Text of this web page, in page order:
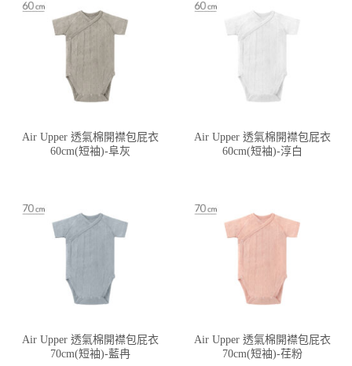
Air Upper 透氣棉開襟包屁衣
60cm(短袖)-阜灰
Air Upper 透氣棉開襟包屁衣
60cm(短袖)-淳白
Air Upper 透氣棉開襟包屁衣
70cm(短袖)-藍冉
Air Upper 透氣棉開襟包屁衣
70cm(短袖)-荏粉